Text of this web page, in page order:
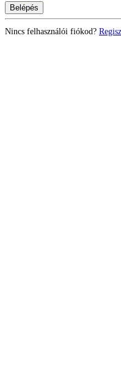
Belépés
Nincs felhasználói fiókod?